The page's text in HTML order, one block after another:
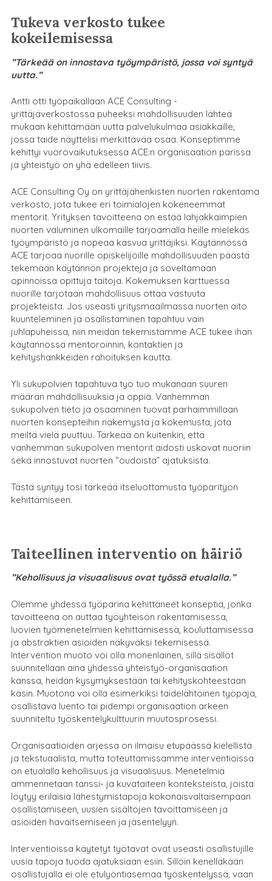
Tukeva verkosto tukee
kokeilemisessa
”Tärkeää on innostava työympäristö, jossa voi syntyä
uutta.”
Antti otti työpaikallaan ACE Consulting -
yrittäjäverkostossa puheeksi mahdollisuuden lähteä
mukaan kehittämään uutta palvelukulmaa asiakkaille,
jossa taide näyttelisi merkittävää osaa. Konseptimme
kehittyi vuorovaikutuksessa ACE:n organisaation parissa
ja yhteistyö on yhä edelleen tiivis.
ACE Consulting Oy on yrittäjähenkisten nuorten rakentama
verkosto, jota tukee eri toimialojen kokeneemmat
mentorit. Yrityksen tavoitteena on estää lahjakkaimpien
nuorten valuminen ulkomaille tarjoamalla heille mielekäs
työympäristö ja nopeaa kasvua yrittäjiksi. Käytännössä
ACE tarjoaa nuorille opiskelijoille mahdollisuuden päästä
tekemään käytännön projekteja ja soveltamaan
opinnoissa opittuja taitoja. Kokemuksen karttuessa
nuorille tarjotaan mahdollisuus ottaa vastuuta
projekteista. Jos useasti yritysmaailmassa nuorten aito
kuunteleminen ja osallistaminen tapahtuu vain
juhlapuheissa, niin meidän tekemistämme ACE tukee ihan
käytännössä mentoroinnin, kontaktien ja
kehityshankkeiden rahoituksen kautta.
Yli sukupolvien tapahtuva työ tuo mukanaan suuren
määrän mahdollisuuksia ja oppia. Vanhemman
sukupolven tieto ja osaaminen tuovat parhaimmillaan
nuorten konsepteihin näkemystä ja kokemusta, jota
meiltä vielä puuttuu. Tärkeää on kuitenkin, että
vanhemman sukupolven mentorit aidosti uskovat nuoriin
sekä innostuvat nuorten “oudoista” ajatuksista.
Tästä syntyy tosi tärkeää itseluottamusta työparityön
kehittämiseen.
Taiteellinen interventio on häiriö
”Kehollisuus ja visuaalisuus ovat työssä etualalla.”
Olemme yhdessä työparina kehittäneet konseptia, jonka
tavoitteena on auttaa työyhteisön rakentamisessa,
luovien työmenetelmien kehittämisessä, kouluttamisessa
ja abstraktien asioiden näkyväksi tekemisessä.
Intervention muoto voi olla monenlainen, sillä sisällöt
suunnitellaan aina yhdessä yhteistyö-organisaation
kanssa, heidän kysymyksestään tai kehityskohteestaan
käsin. Muotona voi olla esimerkiksi taidelähtöinen työpaja,
osallistava luento tai pidempi organisaation arkeen
suunniteltu työskentelykulttuurin muutosprosessi.
Organisaatioiden arjessa on ilmaisu etupäässä kielellistä
ja tekstuaalista, mutta toteuttamissamme interventioissa
on etualalla kehollisuus ja visuaalisuus. Menetelmiä
ammennetaan tanssi- ja kuvataiteen konteksteista, joista
löytyy erilaisia lähestymistapoja kokonaisvaltaisempaan
osallistamiseen, uusien sisältöjen tavoittamiseen ja
asioiden havaitsemiseen ja jäsentelyyn.
Interventioissa käytetyt työtavat ovat useasti osallistujille
uusia tapoja tuoda ajatuksiaan esiin. Silloin kenelläkään
osallistujalla ei ole etulyöntiasemaa työskentelyssä, vaan